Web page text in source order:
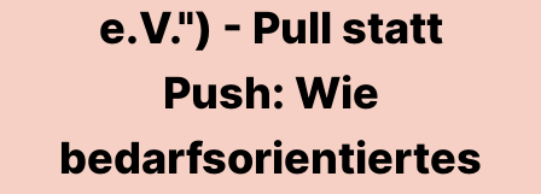
e.V.") - Pull statt
Push: Wie
bedarfsorientiertes